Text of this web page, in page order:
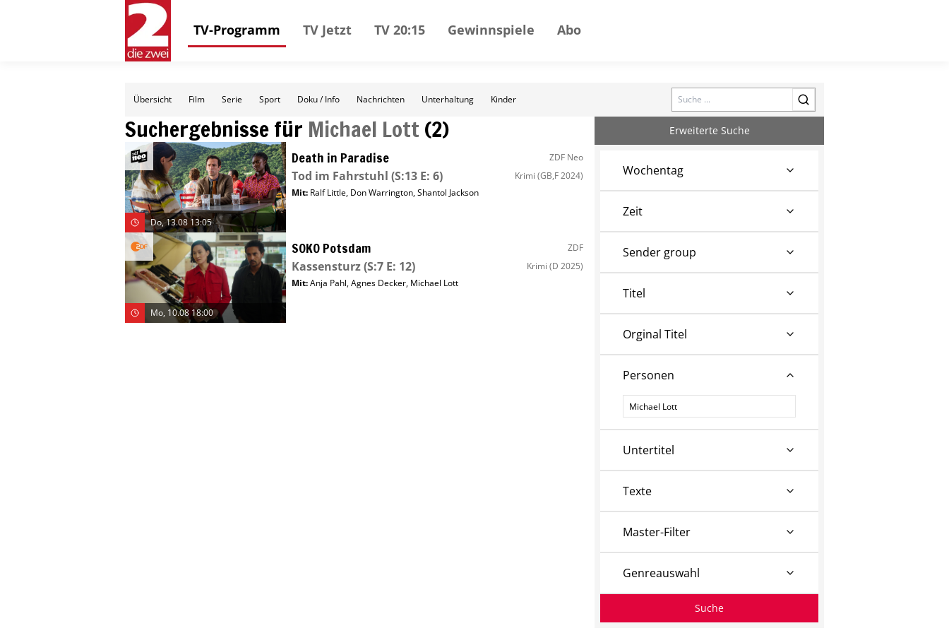
TV-Programm TV Jetzt TV 20:15 Gewinnspiele Abo
Übersicht Film Serie Sport Doku / Info Nachrichten Unterhaltung Kinder Search
Suchergebnisse für Michael Lott (2)
Do, 13.08 13:05
Death in Paradise ZDF Neo
Tod im Fahrstuhl (S:13 E: 6) Krimi (GB,F 2024)
Mit: Ralf Little, Don Warrington,Shantol Jackson
Mo, 10.08 18:00
SOKO Potsdam ZDF
Kassensturz(S:7 E: 12) Krimi (D 2025)
Mit:Anja Pahl,Agnes Decker, Michael Lott
Erweiterte Suche
Wochentag
Zeit
Sender group
Titel
Orginal Titel
Personen
Personen
Untertitel
Texte
Master-Filter
Genreauswahl
Suche